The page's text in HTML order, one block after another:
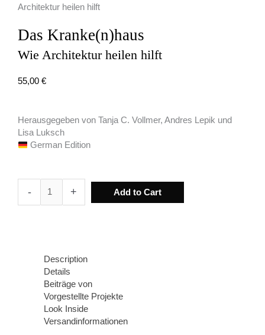
Architektur heilen hilft
Das Kranke(n)haus
Wie Architektur heilen hilft
55,00 €
Herausgegeben von Tanja C. Vollmer, Andres Lepik und
Lisa Luksch
German Edition
-
Kranke(n)hausWie
+ Add to Cart
Description
Details
Beiträge von
Vorgestellte Projekte
Look Inside
Versandinformationen